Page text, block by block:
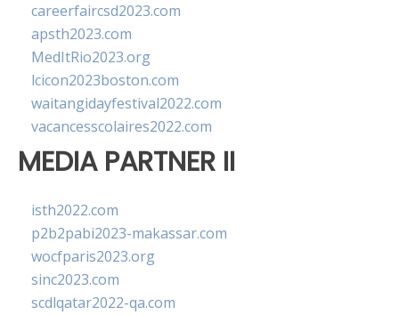
careerfaircsd2023.com
apsth2023.com
MedItRio2023.org
lcicon2023boston.com
waitangidayfestival2022.com
vacancesscolaires2022.com
MEDIA PARTNER II
isth2022.com
p2b2pabi2023-makassar.com
wocfparis2023.org
sinc2023.com
scdlqatar2022-qa.com